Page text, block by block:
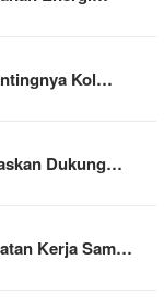
Kol…
Dukung…
Kerja Sam…